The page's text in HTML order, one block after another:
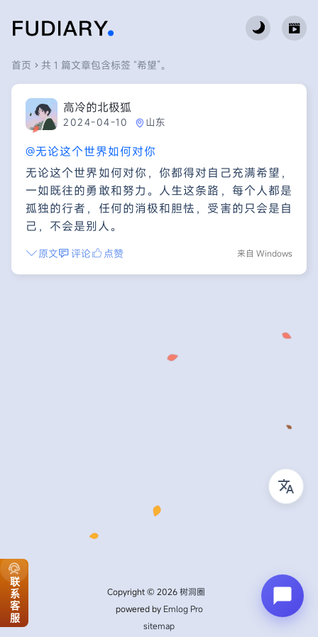
首页 共 1 篇文章包含标签 “希望”。
高冷的北极狐
2024-04-10 山东
@无论这个世界如何对你
无论这个世界如何对你，你都得对自己充满希望，
一如既往的勇敢和努力。人生这条路，每个人都是
孤独的行者，任何的消极和胆怯，受害的只会是自
己，不会是别人。
原文 评论 点赞 来自 Windows
Copyright © 2026树洞圈
powered by Emlog Pro
sitemap
联系客服